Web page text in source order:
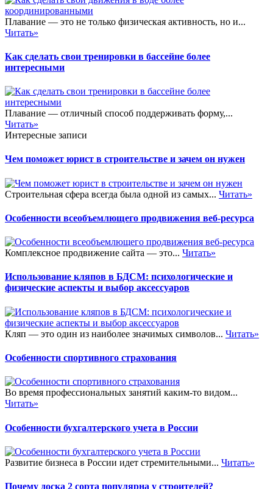
Плавание — это не только физическая активность, но и...
Читать»
Как сделать свои тренировки в бассейне более
интересными
Плавание — отличный способ поддерживать форму,...
Читать»
Интересные записи
Чем поможет юрист в строительстве и зачем он нужен
Строительная сфера всегда была одной из самых... Читать»
Особенности всеобъемлющего продвижения веб-ресурса
Комплексное продвижение сайта — это... Читать»
Использование кляпов в БДСМ: психологические и
физические аспекты и выбор аксессуаров
Кляп — это один из наиболее значимых символов... Читать»
Особенности спортивного страхования
Во время профессиональных занятий каким-то видом...
Читать»
Особенности бухгалтерского учета в России
Развитие бизнеса в России идет стремительными... Читать»
Почему доска 2 сорта популярна у строителей?